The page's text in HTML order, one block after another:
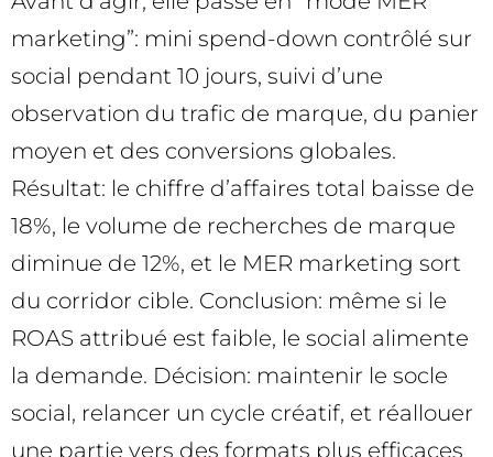
marketing”: mini spend-down contrôlé sur
social pendant 10 jours, suivi d’une
observation du trafic de marque, du panier
moyen et des conversions globales.
Résultat: le chiffre d’affaires total baisse de
18%, le volume de recherches de marque
diminue de 12%, et le MER marketing sort
du corridor cible. Conclusion: même si le
ROAS attribué est faible, le social alimente
la demande. Décision: maintenir le socle
social, relancer un cycle créatif, et réallouer
une partie vers des formats plus efficaces